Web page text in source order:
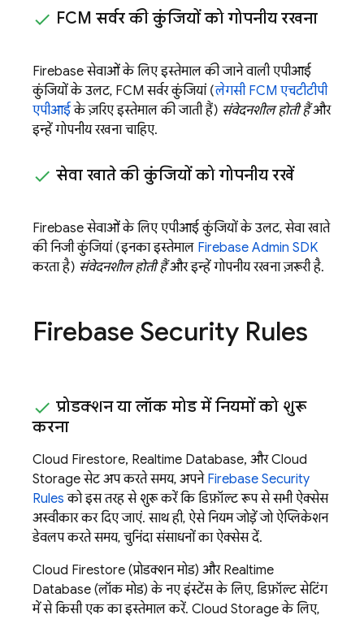
FCM सर्वर की कुंजियों को गोपनीय रखना
Firebase सेवाओं के लिए इस्तेमाल की जाने वाली एपीआई
कुंजियों के उलट, FCM सर्वर कुंजियां (लेगसी FCM एचटीटीपी
एपीआईके ज़रिए इस्तेमाल की जाती हैं) संवेदनशील होती हैंऔर
इन्हें गोपनीय रखना चाहिए.
सेवा खाते की कुंजियों को गोपनीय रखें
Firebase सेवाओं के लिए एपीआई कुंजियों के उलट, सेवा खाते
की निजी कुंजियां (इनका इस्तेमाल Firebase Admin SDK
करता है) संवेदनशील होती हैंऔर इन्हें गोपनीय रखना ज़रूरी है.
Firebase Security Rules
प्रोडक्शन या लॉक मोड में नियमों को शुरू
करना
Cloud Firestore, Realtime Database, औरCloud
Storageसेट अप करते समय, अपने Firebase Security
Rules को इस तरह से शुरू करें कि डिफ़ॉल्ट रूप से सभी ऐक्सेस
अस्वीकार कर दिए जाएं. साथ ही, ऐसे नियम जोड़ें जो ऐप्लिकेशन
डेवलप करते समय, चुनिंदा संसाधनों का ऐक्सेस दें.
Cloud Firestore (प्रोडक्शन मोड) और Realtime
Database (लॉक मोड) के नए इंस्टेंस के लिए, डिफ़ॉल्ट सेटिंग
में से किसी एक का इस्तेमाल करें. Cloud Storageके लिए,